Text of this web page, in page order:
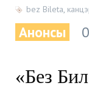
bez Bileta,
Анонсы
«Без